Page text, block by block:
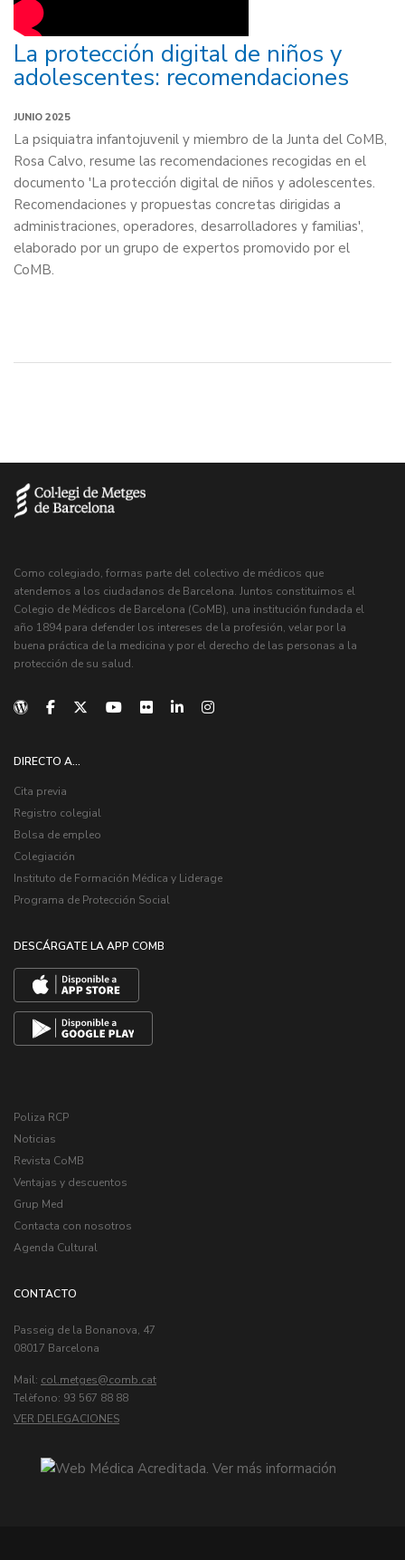
La protección digital de niños y
adolescentes: recomendaciones
JUNIO 2025
La psiquiatra infantojuvenil y miembro de la Junta del CoMB,
Rosa Calvo, resume las recomendaciones recogidas en el
documento 'La protección digital de niños y adolescentes.
Recomendaciones y propuestas concretas dirigidas a
administraciones, operadores, desarrolladores y familias',
elaborado por un grupo de expertos promovido por el
CoMB.
Como colegiado, formas parte del colectivo de médicos que
atendemos a los ciudadanos de Barcelona. Juntos constituimos el
Colegio de Médicos de Barcelona (CoMB), una institución fundada el
año 1894 para defender los intereses de la profesión, velar por la
buena práctica de la medicina y por el derecho de las personas a la
protección de su salud.
DIRECTO A...
Cita previa
Registro colegial
Bolsa de empleo
Colegiación
Instituto de Formación Médica y Liderage
Programa de Protección Social
DESCÁRGATE LA APP COMB
Poliza RCP
Noticias
Revista CoMB
Ventajas y descuentos
Grup Med
Contacta con nosotros
Agenda Cultural
CONTACTO
Passeig de la Bonanova, 47
08017 Barcelona
Mail: col.metges
Telèfono: 93 567 88 88
VER DELEGACIONES